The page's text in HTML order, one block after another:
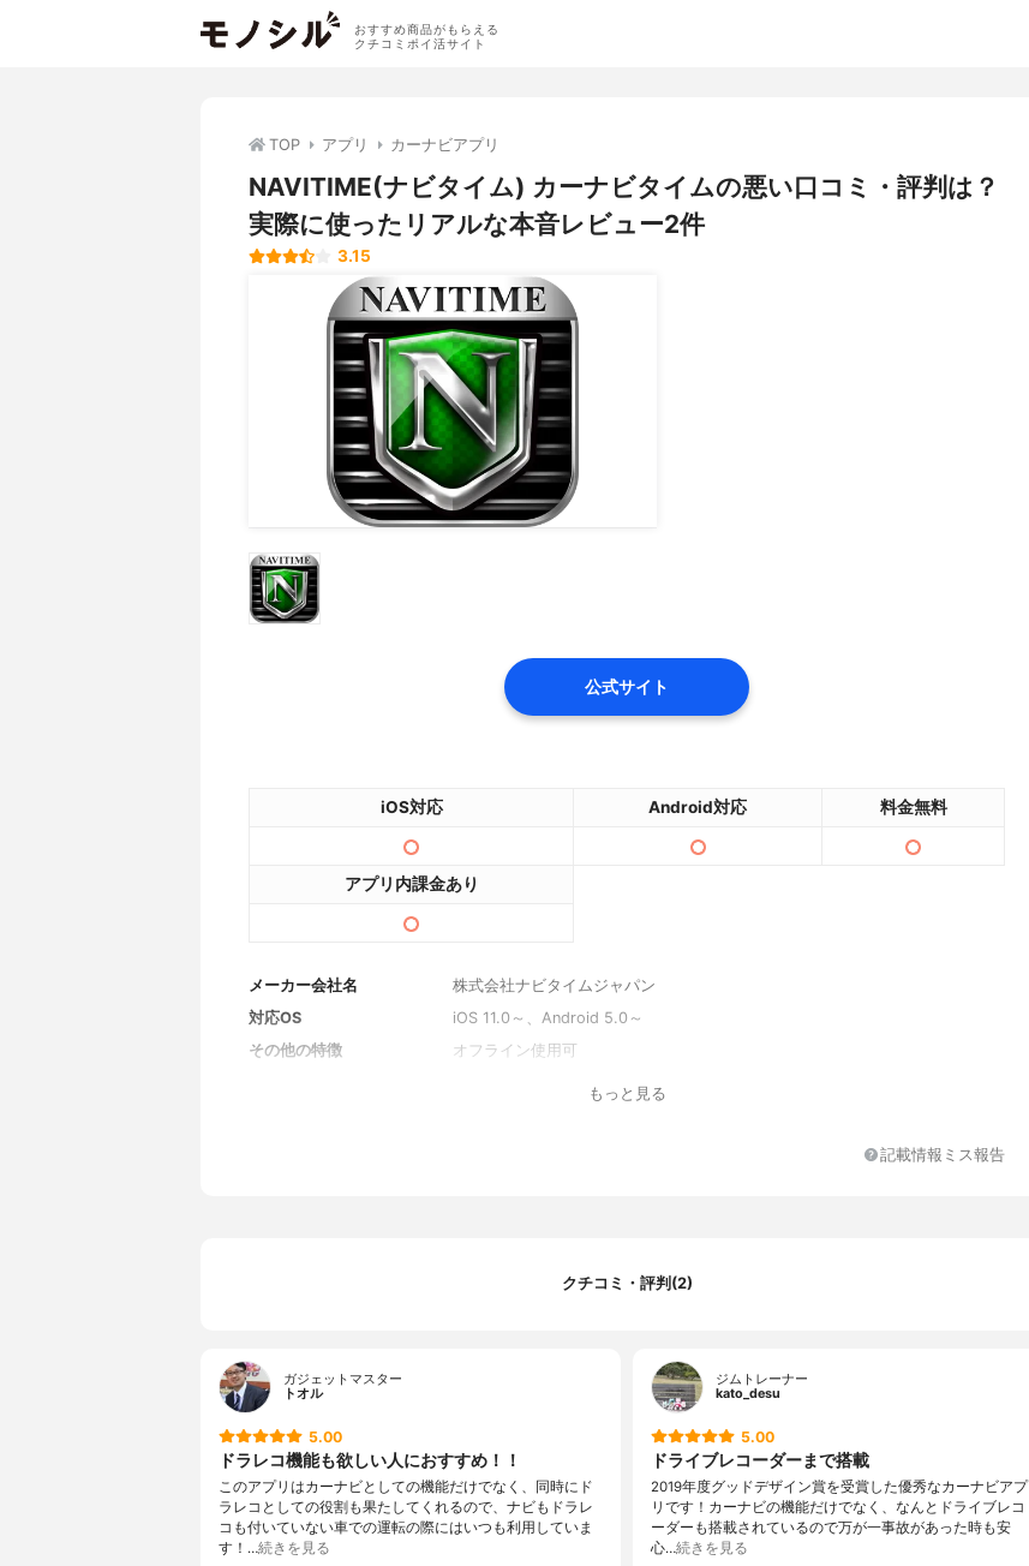
おすすめ商品がもらえる
クチコミポイ活サイト
TOP アプリ カーナビアプリ
NAVITIME(ナビタイム) カーナビタイムの悪い口コミ・評判は？
実際に使ったリアルな本音レビュー2件
3.15
公式サイト
iOS対応 Android対応 料金無料
アプリ内課金あり
メーカー会社名
株式会社ナビタイムジャパン
対応OS
iOS 11.0～、Android 5.0～
その他の特徴
オフライン使用可
もっと見る
記載情報ミス報告
クチコミ・評判(2)
ガジェットマスター
トオル
5.00
ドラレコ機能も欲しい人におすすめ！！
このアプリはカーナビとしての機能だけでなく、同時にド
ラレコとしての役割も果たしてくれるので、ナビもドラレ
コも付いていない車での運転の際にはいつも利用していま
す！…続きを見る
ジムトレーナー
kato_desu
5.00
ドライブレコーダーまで搭載
2019年度グッドデザイン賞を受賞した優秀なカーナビアプ
リです！カーナビの機能だけでなく、なんとドライブレコ
ーダーも搭載されているので万が一事故があった時も安
心…続きを見る